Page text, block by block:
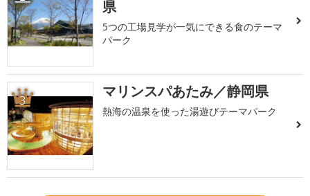
県
5つの工場見学が一気にできる食のテーマ
パーク
3 マリンスパあたみ／静岡県
熱海の温泉を使った湯遊びテーマパーク